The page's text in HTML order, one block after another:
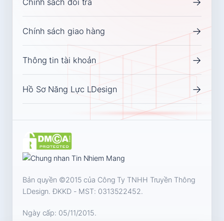
Chính sách giao hàng →
Thông tin tài khoản →
Hồ Sơ Năng Lực LDesign →
Bản quyền ©2015 của Công Ty TNHH Truyền Thông
LDesign. ĐKKD - MST: 0313522452.
Ngày cấp: 05/11/2015.